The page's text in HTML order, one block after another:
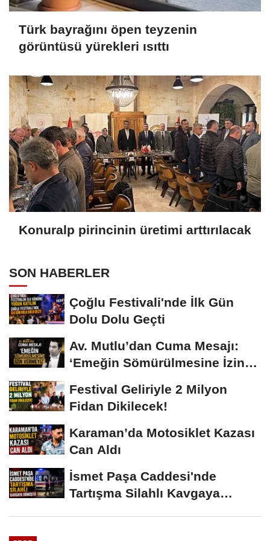
Türk bayrağını öpen teyzenin
görüntüsü yürekleri ısıttı
Konuralp pirincinin üretimi arttırılacak
SON HABERLER
Çoğlu Festivali'nde İlk Gün
Dolu Dolu Geçti
Av. Mutlu’dan Cuma Mesajı:
‘Emeğin Sömürülmesine İzin
Festival Geliriyle 2 Milyon
Fidan Dikilecek!
Karaman’da Motosiklet Kazası
Can Aldı
İsmet Paşa Caddesi'nde
Tartışma Silahlı Kavgaya